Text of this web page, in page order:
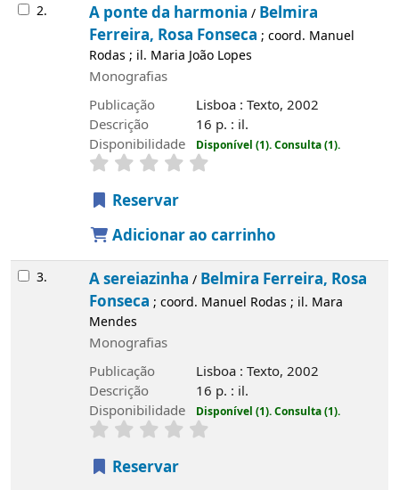
2. A ponte da harmonia / Belmira
Ferreira, Rosa Fonseca ; coord. Manuel
Rodas ; il. Maria João Lopes
Monografias
Publicação
Lisboa : Texto, 2002
Descrição
16 p. : il.
Disponibilidade
Disponível (1).Consulta (1).
Reservar
Adicionar ao carrinho
3. A sereiazinha / Belmira Ferreira, Rosa
Fonseca ; coord. Manuel Rodas ; il. Mara
Mendes
Monografias
Publicação
Lisboa : Texto, 2002
Descrição
16 p. : il.
Disponibilidade
Disponível (1).Consulta (1).
Reservar